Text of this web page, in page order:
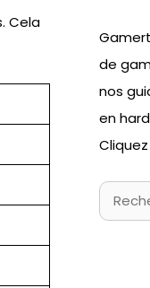
Cela
de
nos
en
Cliquez